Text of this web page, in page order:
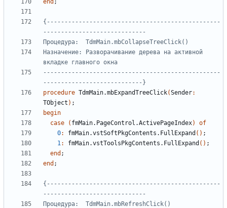
end ;
{-------------------------------------------------
Назначение: Разворачивание дерева на активной
--------------------------------------------------
----------------------------}
procedure TdmMain.mbExpandTreeClick(Sender:
TObject ) ;
begin
case
( fmMain. PageControl .ActivePageIndex)
of
0: fmMain.vstSoftPkgContents . FullExpand () ;
1: fmMain.vstToolsPkgContents . FullExpand () ;
end ;
end ;
{-------------------------------------------------